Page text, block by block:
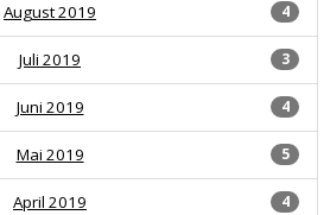
4
August 2019
3
Juli 2019
4
Juni 2019
5
Mai 2019
4
April 2019